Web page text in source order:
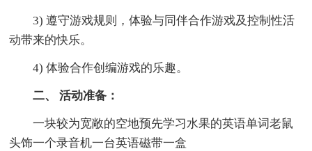
3) 遵守游戏规则，体验与同伴合作游戏及控制性活
动带来的快乐。
4) 体验合作创编游戏的乐趣。
二、 活动准备：
一块较为宽敞的空地预先学习水果的英语单词老鼠
头饰一个录音机一台英语磁带一盒